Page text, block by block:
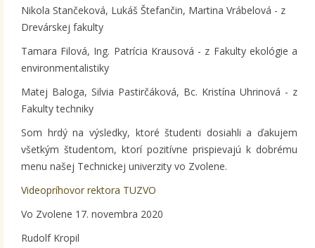
Nikola Stančeková, Lukáš Štefančin, Martina Vrábelová - z
Drevárskej fakulty
Tamara Filová, Ing. Patrícia Krausová - z Fakulty ekológie a
environmentalistiky
Matej Baloga, Silvia Pastirčáková, Bc. Kristína Uhrinová - z
Fakulty techniky
Som hrdý na výsledky, ktoré študenti dosiahli a ďakujem
všetkým študentom, ktorí pozitívne prispievajú k dobrému
menu našej Technickej univerzity vo Zvolene.
Videopríhovor rektora TUZVO
Vo Zvolene 17. novembra 2020
Rudolf Kropil